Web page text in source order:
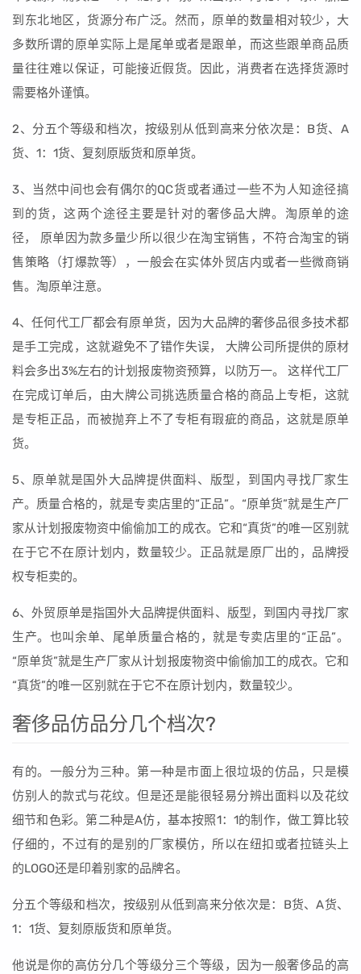
到东北地区，货源分布广泛。然而，原单的数量相对较少，大
多数所谓的原单实际上是尾单或者是跟单，而这些跟单商品质
量往往难以保证，可能接近假货。因此，消费者在选择货源时
需要格外谨慎。
2、分五个等级和档次，按级别从低到高来分依次是：B货、A
货、1：1货、复刻原版货和原单货。
3、当然中间也会有偶尔的QC货或者通过一些不为人知途径搞
到的货，这两个途径主要是针对的奢侈品大牌。淘原单的途
径， 原单因为款多量少所以很少在淘宝销售，不符合淘宝的销
售策略（打爆款等），一般会在实体外贸店内或者一些微商销
售。淘原单注意。
4、任何代工厂都会有原单货，因为大品牌的奢侈品很多技术都
是手工完成，这就避免不了错作失误， 大牌公司所提供的原材
料会多出3%左右的计划报废物资预算，以防万一。 这样代工厂
在完成订单后，由大牌公司挑选质量合格的商品上专柜，这就
是专柜正品，而被抛弃上不了专柜有瑕疵的商品，这就是原单
货。
5、原单就是国外大品牌提供面料、版型，到国内寻找厂家生
产。质量合格的，就是专卖店里的“正品”。“原单货”就是生产厂
家从计划报废物资中偷偷加工的成衣。它和“真货”的唯一区别就
在于它不在原计划内，数量较少。正品就是原厂出的，品牌授
权专柜卖的。
6、外贸原单是指国外大品牌提供面料、版型，到国内寻找厂家
生产。也叫余单、尾单质量合格的，就是专卖店里的“正品”。
“原单货”就是生产厂家从计划报废物资中偷偷加工的成衣。它和
“真货”的唯一区别就在于它不在原计划内，数量较少。
奢侈品仿品分几个档次?
有的。一般分为三种。第一种是市面上很垃圾的仿品，只是模
仿别人的款式与花纹。但是还是能很轻易分辨出面料以及花纹
细节和色彩。第二种是A仿，基本按照1：1的制作，做工算比较
仔细的，不过有的是别的厂家模仿，所以在纽扣或者拉链头上
的LOGO还是印着别家的品牌名。
分五个等级和档次，按级别从低到高来分依次是：B货、A货、
1：1货、复刻原版货和原单货。
他说是你的高仿分几个等级分三个等级，因为一般奢侈品的高